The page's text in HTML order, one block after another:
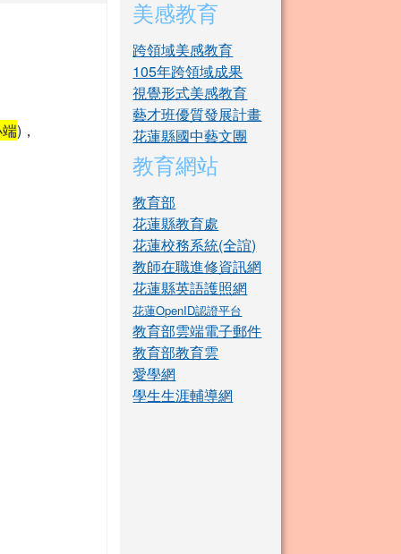
)，
美感教育
跨領域美感教育
105年跨領域成果
視覺形式美感教育
藝才班優質發展計畫
花蓮縣國中藝文團
教育網站
教育部
花蓮縣教育處
花蓮校務系統(全誼)
教師在職進修資訊網
花蓮縣英語護照網
花蓮OpenID認證平台
教育部雲端電子郵件
教育部教育雲
愛學網
學生生涯輔導網